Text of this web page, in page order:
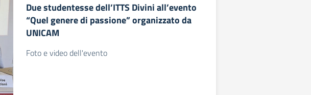
Due studentesse dell’ITTS Divini all’evento
“Quel genere di passione” organizzato da
UNICAM
Foto e video dell'evento